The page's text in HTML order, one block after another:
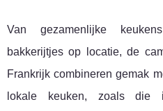
Van gezamenlijke
bakkerijtjes op locatie, de
Frankrijk combineren gemak
lokale keuken, zoals die